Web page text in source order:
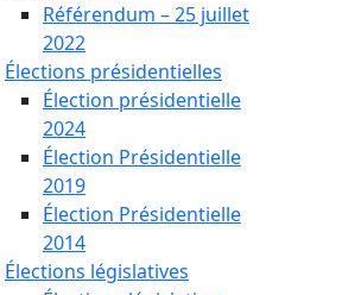
Référendum – 25 juillet
2022
Élections présidentielles
Élection présidentielle
2024
Élection Présidentielle
2019
Élection Présidentielle
2014
Élections législatives